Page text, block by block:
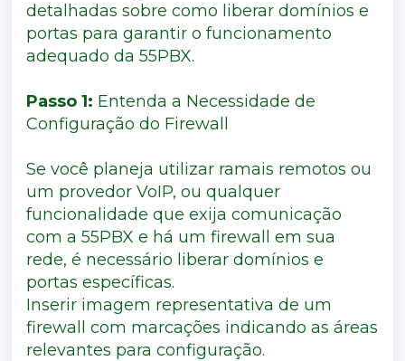
detalhadas sobre como liberar domínios e
portas para garantir o funcionamento
adequado da 55PBX.
Passo 1: Entenda a Necessidade de
Configuração do Firewall
Se você planeja utilizar ramais remotos ou
um provedor VoIP, ou qualquer
funcionalidade que exija comunicação
com a 55PBX e há um firewall em sua
rede, é necessário liberar domínios e
portas específicas.
Inserir imagem representativa de um
firewall com marcações indicando as áreas
relevantes para configuração.